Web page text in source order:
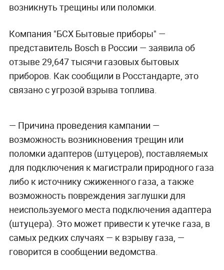
возникнуть трещины или поломки.
Компания "БСХ Бытовые приборы" —
представитель Bosch в России — заявила об
отзыве 29,647 тысячи газовых бытовых
приборов. Как сообщили в Росстандарте, это
связано с угрозой взрыва топлива.
— Причина проведения кампании —
возможность возникновения трещин или
поломки адаптеров (штуцеров), поставляемых
для подключения к магистрали природного газа
либо к источнику сжиженного газа, а также
возможность повреждения заглушки для
неиспользуемого места подключения адаптера
(штуцера). Это может привести к утечке газа, в
самых редких случаях — к взрыву газа, —
говорится в сообщении ведомства.